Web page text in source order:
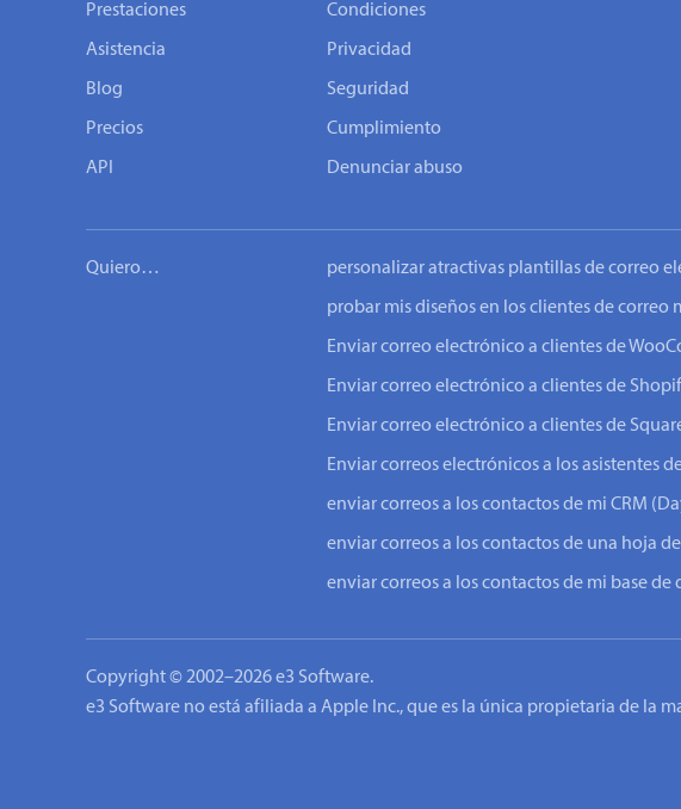
Prestaciones
Asistencia
Blog
Precios
API
Condiciones
Privacidad
Seguridad
Cumplimiento
Denunciar abuso
Quiero… personalizar atractivas plantillas de correo
probar mis diseños en los clientes de correo
Enviar correo electrónico a clientes de
Enviar correo electrónico a clientes de
Enviar correo electrónico a clientes de
Enviar correos electrónicos a los asistentes
enviar correos a los contactos de mi CRM
enviar correos a los contactos de una hoja
enviar correos a los contactos de mi base de
Copyright © 2002–2026 e3 Software.
e3 Software no está afiliada a Apple Inc., que es la única propietaria de la